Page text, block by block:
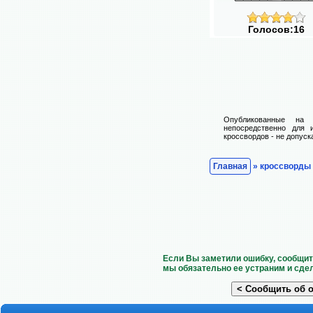
Голосов:16
Опубликованные на
непосредственно для
кроссвордов - не
Главная » кроссворды
Если Вы заметили ошибку,
мы обязательно ее устраним и